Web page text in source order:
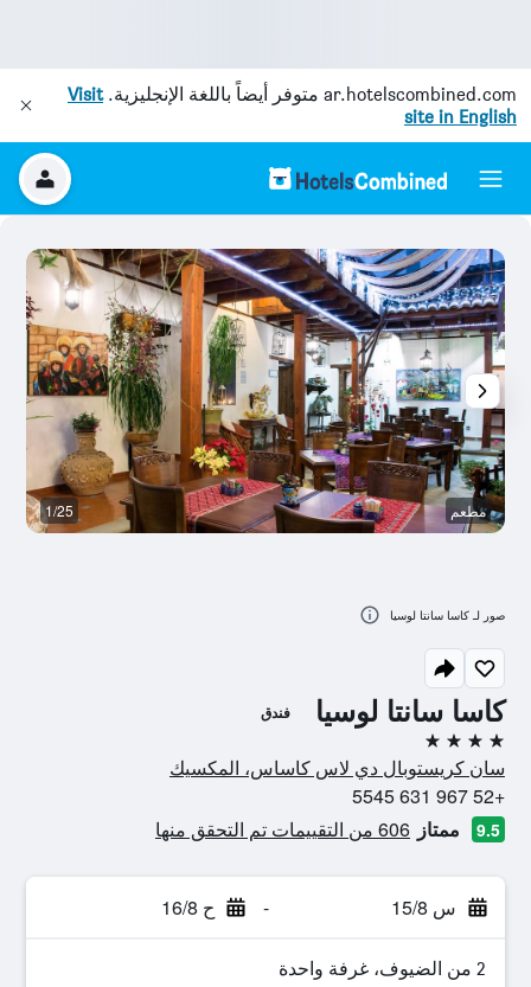
ar.hotelscombined.com متوفر أيضاً باللغة الإنجليزية.Visit
site in English
كاسا سانتا لوسيا فندق
4 نجوم
سان كريستوبال دي لاس كاساس، المكسيك
+52 967 631 5545
9.5 ممتاز 606 من التقييمات تم التحقق منها
س 15/8 - ح 16/8
2 من الضيوف، غرفة واحدة
مطعم 1/25
صور لـ كاسا سانتا لوسيا